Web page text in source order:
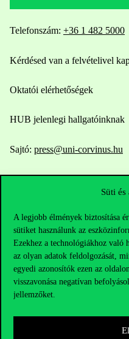
Süti és
A legjobb élmények biztosítása
sütiket használunk az
Ezekhez a technológiákhoz való
az olyan adatok feldolgozását,
egyedi azonosítók ezen az
visszavonása negatívan
jellemzőket.
Telefonszám: +36 1 482 5000
Kérdésed van a felvételivel
Oktatói elérhetőségek
HUB jelenlegi hallgatóinknak
Sajtó: press@uni-corvinus.hu
Hasznos linkek